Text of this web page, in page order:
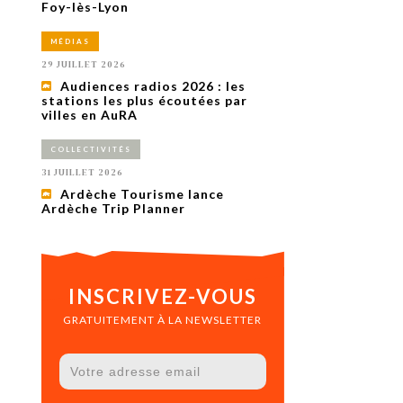
sur
M’ABONNER À OURSCOM PENDANT
1 AN
Foy-lès-Lyon
MÉDIAS
29 JUILLET 2026
Audiences radios 2026 : les
stations les plus écoutées par
villes en AuRA
COLLECTIVITÉS
31 JUILLET 2026
Ardèche Tourisme lance
Ardèche Trip Planner
INSCRIVEZ-VOUS
GRATUITEMENT À LA NEWSLETTER